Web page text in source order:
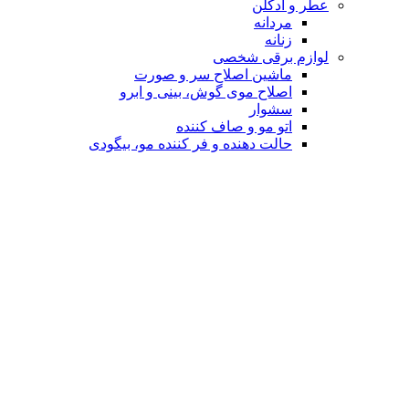
عطر و ادکلن
مردانه
زنانه
لوازم برقی شخصی
ماشین اصلاح سر و صورت
اصلاح موی گوش، بینی و ابرو
سشوار
اتو مو و صاف کننده
حالت دهنده و فر کننده مو، بیگودی